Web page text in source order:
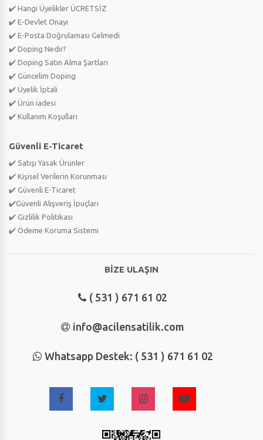
✔️ Hangi Üyelikler ÜCRETSİZ
✔️ E-Devlet Onayı
✔️ E-Posta Doğrulaması Gelmedi
✔️ Doping Nedir?
✔️ Doping Satın Alma Şartları
✔️ Güncelim Doping
✔️ Üyelik İptali
✔️ Ürün iadesi
✔️ Kullanım Koşulları
Güvenli E-Ticaret
✔️ Satışı Yasak Ürünler
✔️ Kişisel Verilerin Korunması
✔️ Güvenli E-Ticaret
✔️Güvenli Alışveriş İpuçları
✔️ Gizlilik Politikası
✔️ Ödeme Koruma Sistemi
BİZE ULAŞIN
( 531 ) 671 61 02
info@acilensatilik.com
Whatsapp Destek: ( 531 ) 671 61 02